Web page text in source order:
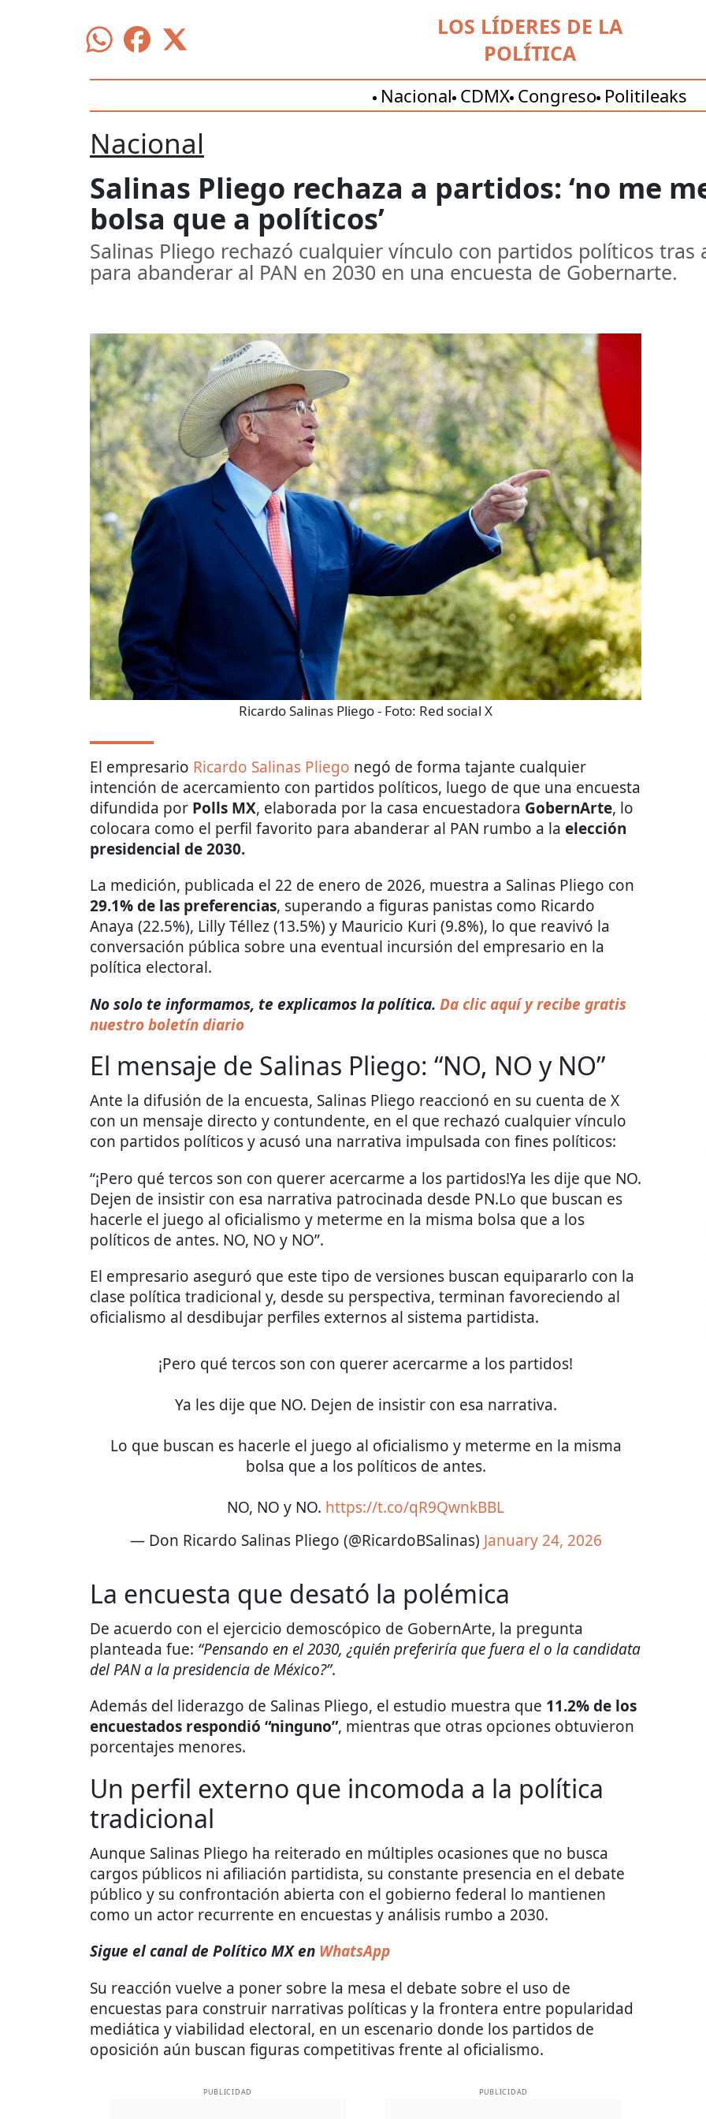
LOS LÍDERES DE LA
POLÍTICA
Nacional CDMX Congreso Politileaks
Nacional
Salinas Pliego rechaza a partidos: ‘no me
bolsa que a políticos’
Salinas Pliego rechazó cualquier vínculo con partidos políticos
para abanderar al PAN en 2030 en una encuesta de Gobernarte.
Ricardo Salinas Pliego- Foto: Red social X
El empresario Ricardo Salinas Pliego negó de forma tajante cualquier
intención de acercamiento con partidos políticos, luego de que una encuesta
difundida por Polls MX, elaborada por la casa encuestadora GobernArte, lo
colocara como el perfil favorito para abanderar al PAN rumbo a la elección
presidencial de 2030.
La medición, publicada el 22 de enero de 2026, muestra a Salinas Pliego con
29.1% de las preferencias, superando a figuras panistas como Ricardo
Anaya (22.5%), Lilly Téllez (13.5%) y Mauricio Kuri (9.8%), lo que reavivó la
conversación pública sobre una eventual incursión del empresario en la
política electoral.
No solo te informamos, te explicamos la política. Da clic aquí y recibe gratis
nuestro boletín diario
El mensaje de Salinas Pliego: “NO, NO y NO”
Ante la difusión de la encuesta, Salinas Pliego reaccionó en su cuenta de X
con un mensaje directo y contundente, en el que rechazó cualquier vínculo
con partidos políticos y acusó una narrativa impulsada con fines políticos:
“¡Pero qué tercos son con querer acercarme a los partidos!Ya les dije que NO.
Dejen de insistir con esa narrativa patrocinada desde PN.Lo que buscan es
hacerle el juego al oficialismo y meterme en la misma bolsa que a los
políticos de antes. NO, NO y NO”.
El empresario aseguró que este tipo de versiones buscan equipararlo con la
clase política tradicional y, desde su perspectiva, terminan favoreciendo al
oficialismo al desdibujar perfiles externos al sistema partidista.
¡Pero qué tercos son con querer acercarme a los partidos!
Ya les dije que NO. Dejen de insistir con esa narrativa.
Lo que buscan es hacerle el juego al oficialismo y meterme en la misma
bolsa que a los políticos de antes.
NO, NO y NO. https://t.co/qR9QwnkBBL
— Don Ricardo Salinas Pliego (@RicardoBSalinas) January 24, 2026
La encuesta que desató la polémica
De acuerdo con el ejercicio demoscópico de GobernArte, la pregunta
planteada fue: “Pensando en el 2030, ¿quién preferiría que fuera el o la candidata
del PAN a la presidencia de México?”.
Además del liderazgo de Salinas Pliego, el estudio muestra que 11.2% de los
encuestados respondió “ninguno”, mientras que otras opciones obtuvieron
porcentajes menores.
Un perfil externo que incomoda a la política
tradicional
Aunque Salinas Pliego ha reiterado en múltiples ocasiones que no busca
cargos públicos ni afiliación partidista, su constante presencia en el debate
público y su confrontación abierta con el gobierno federal lo mantienen
como un actor recurrente en encuestas y análisis rumbo a 2030.
Sigue el canal de Político MX en WhatsApp
Su reacción vuelve a poner sobre la mesa el debate sobre el uso de
encuestas para construir narrativas políticas y la frontera entre popularidad
mediática y viabilidad electoral, en un escenario donde los partidos de
oposición aún buscan figuras competitivas frente al oficialismo.
PUBLICIDAD PUBLICIDAD